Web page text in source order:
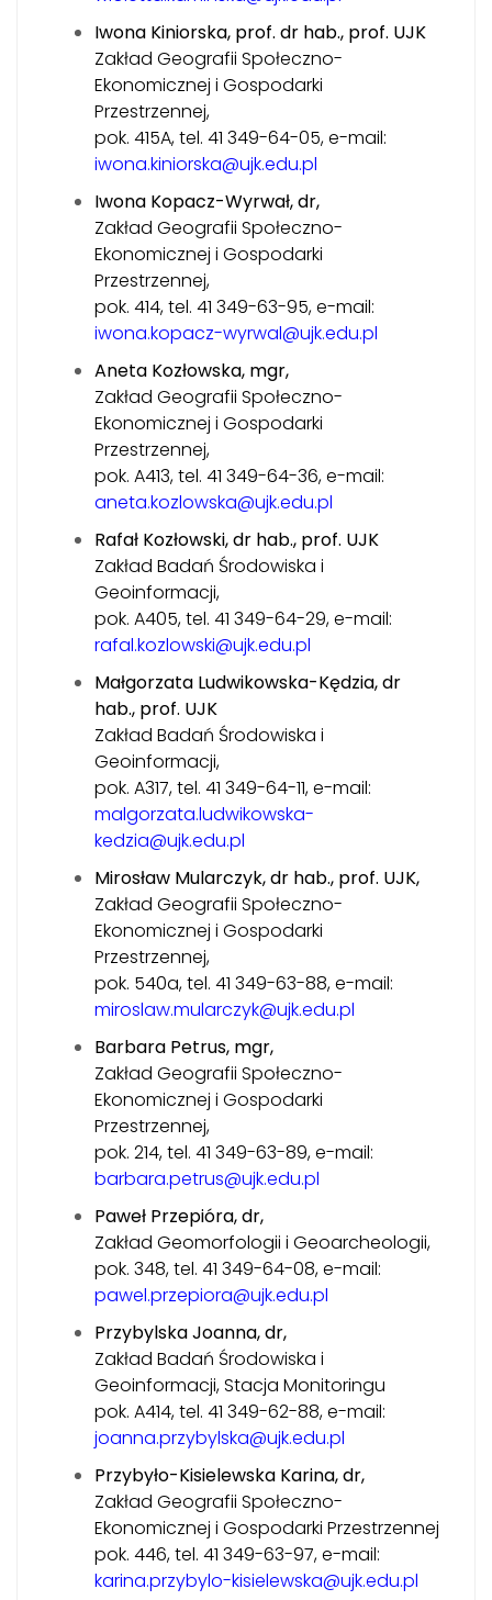
Iwona Kiniorska, prof. dr hab., prof. UJK
Zakład Geografii Społeczno-
Ekonomicznej i Gospodarki
Przestrzennej,
pok. 415A, tel. 41 349-64-05, e-mail:
iwona.kiniorska@ujk.edu.pl
Iwona Kopacz-Wyrwał, dr,
Zakład Geografii Społeczno-
Ekonomicznej i Gospodarki
Przestrzennej,
pok. 414, tel. 41 349-63-95, e-mail:
iwona.kopacz-wyrwal@ujk.edu.pl
Aneta Kozłowska, mgr,
Zakład Geografii Społeczno-
Ekonomicznej i Gospodarki
Przestrzennej,
pok. A413, tel. 41 349-64-36, e-mail:
aneta.kozlowska@ujk.edu.pl
Rafał Kozłowski, dr hab., prof. UJK
Zakład Badań Środowiska i
Geoinformacji,
pok. A405, tel. 41 349-64-29, e-mail:
rafal.kozlowski@ujk.edu.pl
Małgorzata Ludwikowska-Kędzia, dr
hab., prof. UJK
Zakład Badań Środowiska i
Geoinformacji,
pok. A317, tel. 41 349-64-11, e-mail:
malgorzata.ludwikowska-
kedzia@ujk.edu.pl
Mirosław Mularczyk, dr hab., prof. UJK,
Zakład Geografii Społeczno-
Ekonomicznej i Gospodarki
Przestrzennej,
pok. 540a, tel. 41 349-63-88, e-mail:
miroslaw.mularczyk@ujk.edu.pl
Barbara Petrus, mgr,
Zakład Geografii Społeczno-
Ekonomicznej i Gospodarki
Przestrzennej,
pok. 214, tel. 41 349-63-89, e-mail:
barbara.petrus@ujk.edu.pl
Paweł Przepióra, dr,
Zakład Geomorfologii i Geoarcheologii,
pok. 348, tel. 41 349-64-08, e-mail:
pawel.przepiora@ujk.edu.pl
Przybylska Joanna, dr,
Zakład Badań Środowiska i
Geoinformacji, Stacja Monitoringu
pok. A414, tel. 41 349-62-88, e-mail:
joanna.przybylska@ujk.edu.pl
Przybyło-Kisielewska Karina, dr,
Zakład Geografii Społeczno-
Ekonomicznej i Gospodarki Przestrzennej
pok. 446, tel. 41 349-63-97, e-mail:
karina.przybylo-kisielewska@ujk.edu.pl